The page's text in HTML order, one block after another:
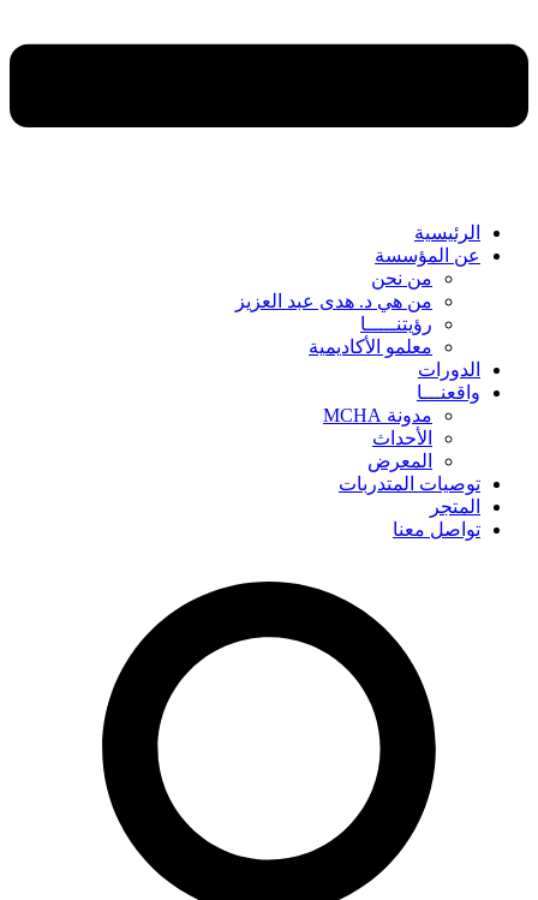
الرئيسية
عن المؤسسة
من نحن
من هي د. هدى عبد العزيز
رؤيتنـــــا
معلمو الأكاديمية
الدورات
واقعنـــا
مدونة MCHA
الأحداث
المعرض
توصيات المتدربات
المتجر
تواصل معنا